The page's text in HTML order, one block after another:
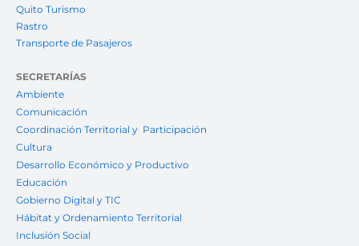
Quito Turismo
Rastro
Transporte de Pasajeros
SECRETARÍAS
Ambiente
Comunicación
Coordinación Territorial y Participación
Cultura
Desarrollo Económico y Productivo
Educación
Gobierno Digital y TIC
Hábitat y Ordenamiento Territorial
Inclusión Social